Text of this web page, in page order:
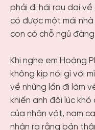
phải đi hái rau dại
có được một mái
con có chỗ ngủ
Khi nghe em Hoàng
không kịp nói gì với
về những lần đi làm
khiến anh đôi lúc
của nhân vật, nam
nhận ra rằng bản